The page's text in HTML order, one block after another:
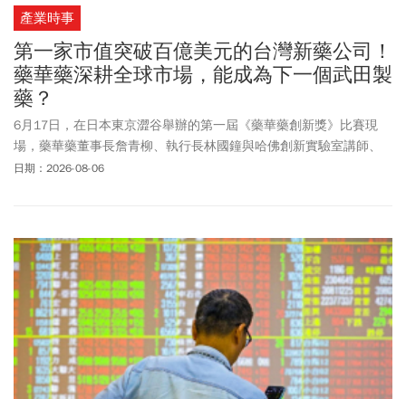
產業時事
第一家市值突破百億美元的台灣新藥公司！
藥華藥深耕全球市場，能成為下一個武田製
藥？
6月17日，在日本東京澀谷舉辦的第一屆《藥華藥創新獎》比賽現
場，藥華藥董事長詹青柳、執行長林國鐘與哈佛創新實驗室講師、
新創平台TECH-Tokyo創辦人兼執行總監Jorge Cortell齊聚一堂，評選
Tadikonda、William Marks都參與合作，另外也請來中研院院士陳培
哲合組評審團，最後進入決賽的八組隊伍，由三家台灣及兩家日本
團隊脫穎而出。
日期：2026-08-06